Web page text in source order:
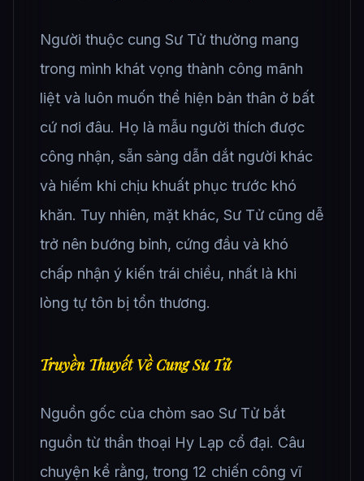
Người thuộc cung Sư Tử thường mang
trong mình khát vọng thành công mãnh
liệt và luôn muốn thể hiện bản thân ở bất
cứ nơi đâu. Họ là mẫu người thích được
công nhận, sẵn sàng dẫn dắt người khác
và hiếm khi chịu khuất phục trước khó
khăn. Tuy nhiên, mặt khác, Sư Tử cũng dễ
trở nên bướng bỉnh, cứng đầu và khó
chấp nhận ý kiến trái chiều, nhất là khi
lòng tự tôn bị tổn thương.
Truyền Thuyết Về Cung Sư Tử
Nguồn gốc của chòm sao Sư Tử bắt
nguồn từ thần thoại Hy Lạp cổ đại. Câu
chuyện kể rằng, trong 12 chiến công vĩ